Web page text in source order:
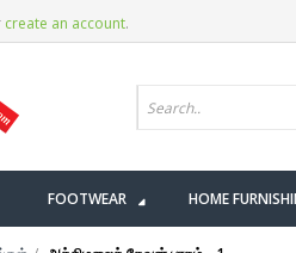
create an account.
FOOTWEAR HOME